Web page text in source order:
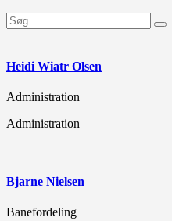
Heidi Wiatr Olsen
Administration
Administration
Bjarne Nielsen
Banefordeling